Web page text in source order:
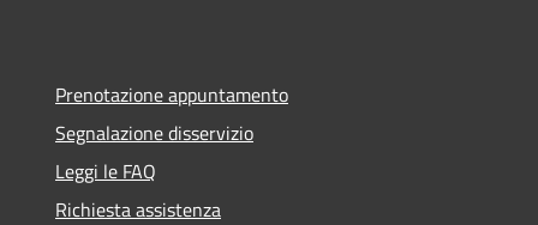
Prenotazione appuntamento
Segnalazione disservizio
Leggi le FAQ
Richiesta assistenza